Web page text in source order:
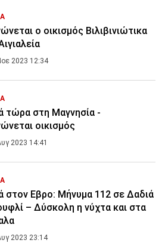
ο οικισμός Βιλιβινιώτικα
2023 12:34
τώρα στη Μαγνησία -
οικισμός
2023 14:41
στον Εβρο: Μήνυμα 112 σε Δαδιά
– Δύσκολη η νύχτα και στα
2023 23:14